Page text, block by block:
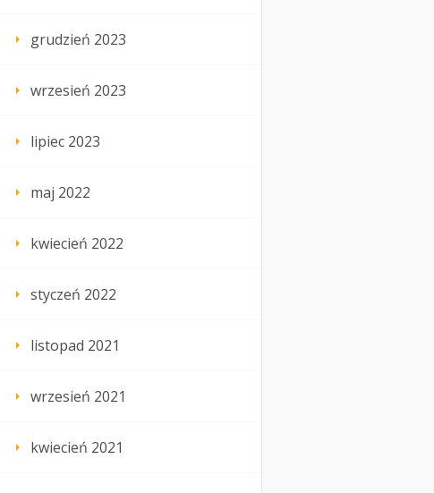
grudzień 2023
wrzesień 2023
lipiec 2023
maj 2022
kwiecień 2022
styczeń 2022
listopad 2021
wrzesień 2021
kwiecień 2021